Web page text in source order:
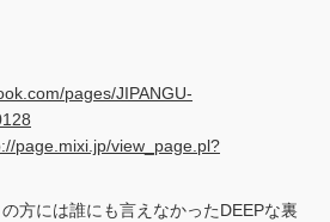
pages/JIPANGU-
page.mixi.jp/view_page.pl?
方には誰にも言えなかったDEEPな裏